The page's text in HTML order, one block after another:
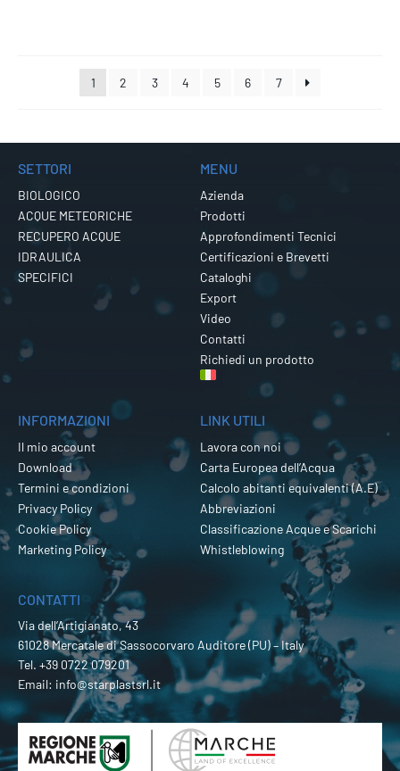
1 2 3 4 5 6 7
SETTORI
BIOLOGICO
ACQUE METEORICHE
RECUPERO ACQUE
IDRAULICA
SPECIFICI
MENU
Azienda
Prodotti
Approfondimenti Tecnici
Certificazioni e Brevetti
Cataloghi
Export
Video
Contatti
Richiedi un prodotto
INFORMAZIONI
Il mio account
Download
Termini e condizioni
Privacy Policy
Cookie Policy
Marketing Policy
LINK UTILI
Lavora con noi
Carta Europea dell’Acqua
Calcolo abitanti equivalenti (A.E)
Abbreviazioni
Classificazione Acque e Scarichi
Whistleblowing
CONTATTI
Via dell’Artigianato, 43
61028 Mercatale di Sassocorvaro Auditore (PU) – Italy
Tel. +39 0722 079201
Email: info@starplastsrl.it